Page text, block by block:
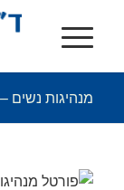
מנהיגות נשים